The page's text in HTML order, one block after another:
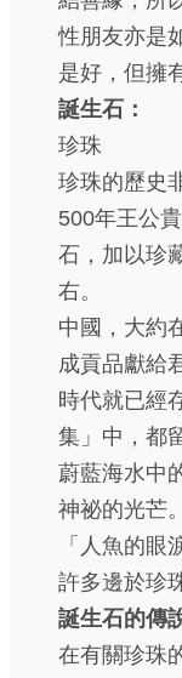
性朋友亦是
是好，但擁
誕生石：
珍珠
珍珠的歷史
500年王公
石，加以珍
右。
中國，大約
成貢品獻給
時代就已經
集」中，都
蔚藍海水中
神祕的光芒
「人魚的
許多邊於珍
誕生石的傳
在有關珍珠